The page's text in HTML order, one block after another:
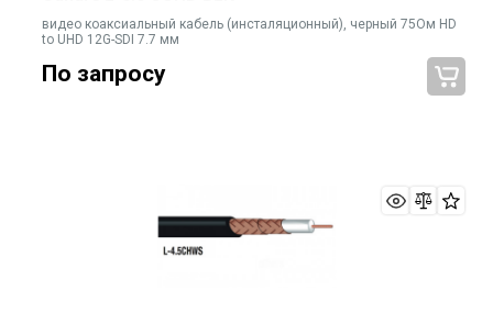
видео коаксиальный кабель (инсталяционный), черный 75Ом HD
to UHD 12G-SDI 7.7 мм
По запросу